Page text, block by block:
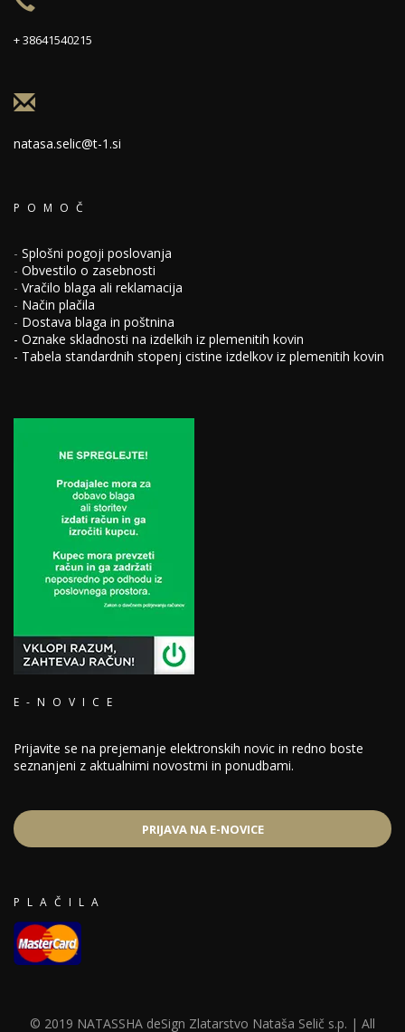
+ 38641540215
natasa.selic@t-1.si
POMOČ
- Splošni pogoji poslovanja
- Obvestilo o zasebnosti
- Vračilo blaga ali reklamacija
- Način plačila
- Dostava blaga in poštnina
- Oznake skladnosti na izdelkih iz plemenitih kovin
- Tabela standardnih stopenj cistine izdelkov iz plemenitih kovin
E-NOVICE
Prijavite se na prejemanje elektronskih novic in redno boste
seznanjeni z aktualnimi novostmi in ponudbami.
PRIJAVA NA E-NOVICE
PLAČILA
© 2019 NATASSHA deSign Zlatarstvo Nataša Selič s.p. | All